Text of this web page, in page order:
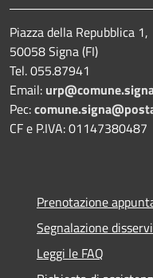
Piazza della Repubblica 1,
50058 Signa (FI)
Tel. 055.87941
Email:
Pec:
CF e P.IVA: 01147380487
Prenotazione
Segnalazione
Leggi le FAQ